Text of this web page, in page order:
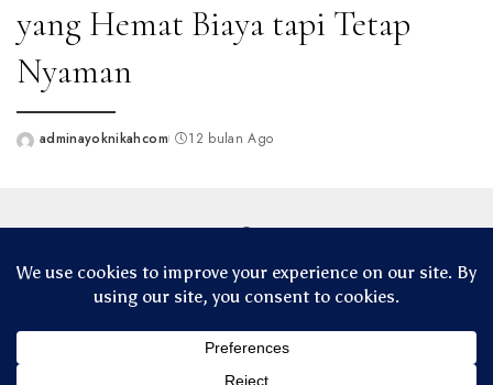
yang Hemat Biaya tapi Tetap
Nyaman
Postedadminayoknikahcom 12 bulan Ago